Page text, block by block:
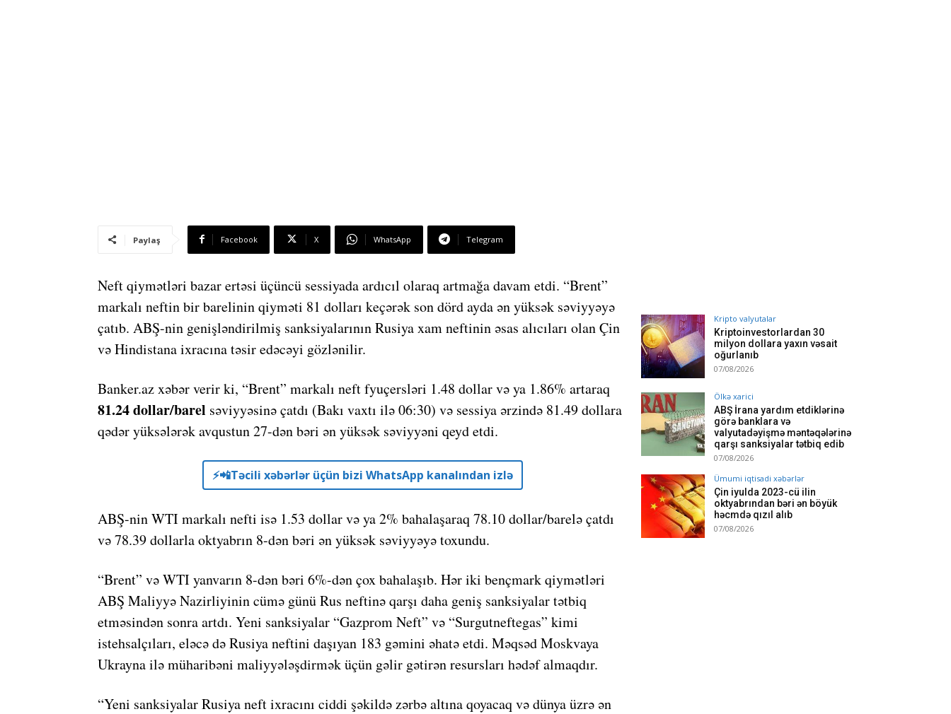
Paylaş Facebook X WhatsApp Telegram
Neft qiymətləri bazar ertəsi üçüncü sessiyada ardıcıl olaraq artmağa davam etdi. “Brent”
markalı neftin bir barelinin qiyməti 81 dolları keçərək son dörd ayda ən yüksək səviyyəyə
çatıb. ABŞ-nin genişləndirilmiş sanksiyalarının Rusiya xam neftinin əsas alıcıları olan Çin
və Hindistana ixracına təsir edəcəyi gözlənilir.
Banker.az xəbər verir ki, “Brent” markalı neft fyuçersləri 1.48 dollar və ya 1.86% artaraq
81.24 dollar/barel səviyyəsinə çatdı (Bakı vaxtı ilə 06:30) və sessiya ərzində 81.49 dollara
qədər yüksələrək avqustun 27-dən bəri ən yüksək səviyyəni qeyd etdi.
⚡️📲Təcili xəbərlər üçün bizi WhatsApp kanalından izlə
ABŞ-nin WTI markalı nefti isə 1.53 dollar və ya 2% bahalaşaraq 78.10 dollar/barelə çatdı
və 78.39 dollarla oktyabrın 8-dən bəri ən yüksək səviyyəyə toxundu.
“Brent” və WTI yanvarın 8-dən bəri 6%-dən çox bahalaşıb. Hər iki bençmark qiymətləri
ABŞ Maliyyə Nazirliyinin cümə günü Rus neftinə qarşı daha geniş sanksiyalar tətbiq
etməsindən sonra artdı. Yeni sanksiyalar “Gazprom Neft” və “Surgutneftegas” kimi
istehsalçıları, eləcə də Rusiya neftini daşıyan 183 gəmini əhatə etdi. Məqsəd Moskvaya
Ukrayna ilə müharibəni maliyyələşdirmək üçün gəlir gətirən resursları hədəf almaqdır.
“Yeni sanksiyalar Rusiya neft ixracını ciddi şəkildə zərbə altına qoyacaq və dünya üzrə ən
Kripto valyutalar
Kriptoinvestorlardan 30
milyon dollara yaxın vəsait
oğurlanıb
07/08/2026
Ölkə xarici
ABŞ İrana yardım etdiklərinə
görə banklara və
valyutadəyişmə məntəqələrinə
qarşı sanksiyalar tətbiq edib
07/08/2026
Ümumi iqtisadi xəbərlər
Çin iyulda 2023-cü ilin
oktyabrından bəri ən böyük
həcmdə qızıl alıb
07/08/2026